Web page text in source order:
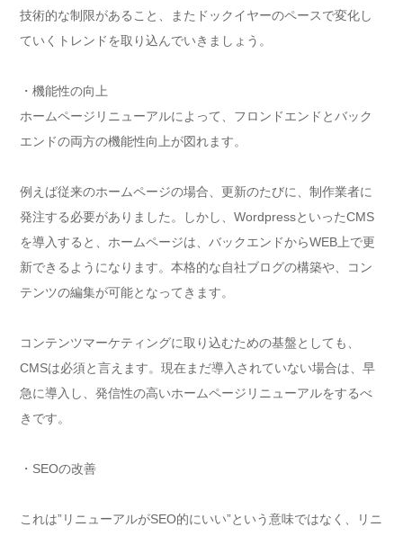
技術的な制限があること、またドックイヤーのペースで変化し
ていくトレンドを取り込んでいきましょう。
・機能性の向上
ホームページリニューアルによって、フロンドエンドとバック
エンドの両方の機能性向上が図れます。
例えば従来のホームページの場合、更新のたびに、制作業者に
発注する必要がありました。しかし、WordpressといったCMS
を導入すると、ホームページは、バックエンドからWEB上で更
新できるようになります。本格的な自社ブログの構築や、コン
テンツの編集が可能となってきます。
コンテンツマーケティングに取り込むための基盤としても、
CMSは必須と言えます。現在まだ導入されていない場合は、早
急に導入し、発信性の高いホームページリニューアルをするべ
きです。
・SEOの改善
これは”リニューアルがSEO的にいい”という意味ではなく、リニ